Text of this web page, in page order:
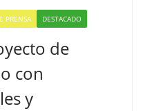
PRENSA DESTACADO
de
con
y